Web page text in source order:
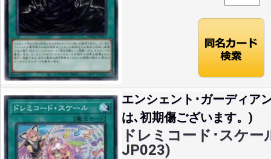
エンシェント･ガーディア
は､初期傷ございます。)
ドレミコード･スケー
JP023)